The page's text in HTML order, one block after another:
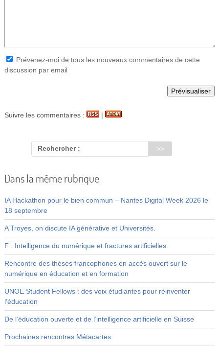
Prévenez-moi de tous les nouveaux commentaires de cette
discussion par email
Suivre les commentaires : |
Rechercher :
Dans la même rubrique
IA Hackathon pour le bien commun – Nantes Digital Week 2026 le
18 septembre
A Troyes, on discute IA générative et Universités.
F : Intelligence du numérique et fractures artificielles
Rencontre des thèses francophones en accès ouvert sur le
numérique en éducation et en formation
UNOE Student Fellows : des voix étudiantes pour réinventer
l’éducation
De l’éducation ouverte et de l’intelligence artificielle en Suisse
Prochaines rencontres Métacartes